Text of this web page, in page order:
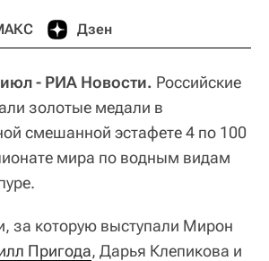
Дзен
- РИА Новости. Российские
золотые медали в
смешанной эстафете 4 по 100
мира по водным видам
за которую выступали Мирон
Пригода, Дарья Клепикова и